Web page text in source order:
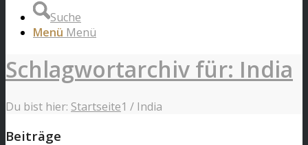
Suche
Menü Menü
Schlagwortarchiv für: India
Du bist hier: Startseite1 / India
Beiträge